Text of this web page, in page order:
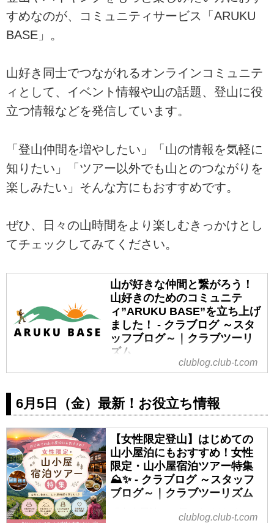
すめなのが、コミュニティサービス「ARUKU
BASE」。
山好き同士でつながれるオンラインコミュニテ
ィとして、イベント情報や山の話題、登山に役
立つ情報などを発信しています。
「登山仲間を増やしたい」「山の情報を気軽に
知りたい」「ツアー以外でも山とのつながりを
楽しみたい」そんな方にもおすすめです。
ぜひ、日々の山時間をより楽しむきっかけとし
てチェックしてみてください。
山が好きな仲間と繋がろう！
山好きのためのコミュニテ
ィ”ARUKU BASE”を立ち上げ
ました！ - クラブログ ～スタ
ッフブログ～｜クラブツーリ
ズム
ツアー中の一期一会の出会いもい
通点を持っているのに、なんだか
ちょっともったいない！
共通の趣味を持つ仲間同士の交流
の場を作りたい＿＿
と、クラブツーリズムのお客様が
つながるコミュニティを立ち上げ
ました。
その名も…ARUKU BASE！
ただいま絶賛会員募集中なので、
clublog.club-t.com
6月5日（金）最新！お役立ち情報
【女性限定登山】はじめての
山小屋泊にもおすすめ！女性
限定・山小屋宿泊ツアー特集
⛰️✨ - クラブログ ～スタッフ
ブログ～｜クラブツーリズム
「山小屋泊って気になるけど、ち
clublog.club-t.com